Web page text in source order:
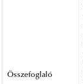
Összefoglaló